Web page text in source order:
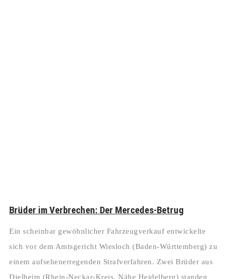
Brüder im Verbrechen: Der Mercedes-Betrug
Ein scheinbar gewöhnlicher Fahrzeugverkauf entwickelte
sich vor dem Amtsgericht Wiesloch (Baden-Württemberg) zu
einem aufsehenerregenden Strafverfahren. Zwei Brüder aus
Dielheim (Rhein-Neckar-Kreis, Nähe Heidelberg) standen